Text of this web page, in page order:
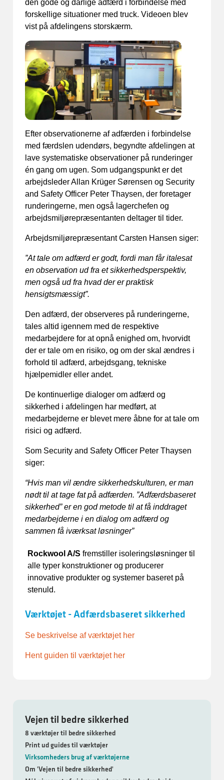
Vejen til bedre sikkerhed
8 værktøjer til bedre sikkerhed
Print ud guides til værktøjer
Virksomheders brug af værktøjerne
Om 'Vejen til bedre sikkerhed'
den gode og dårlige adfærd i forbindelse med
forskellige situationer med truck. Videoen blev
vist på afdelingens storskærm.
Efter observationerne af adfærden i forbindelse
med færdslen udendørs, begyndte afdelingen at
lave systematiske observationer på runderinger
én gang om ugen. Som udgangspunkt er det
arbejdsleder Allan Krüger Sørensen og Security
and Safety Officer Peter Thaysen, der foretager
runderingerne, men også lagerchefen og
arbejdsmiljørepræsentanten deltager til tider.
Arbejdsmiljørepræsentant Carsten Hansen siger:
”At tale om adfærd er godt, fordi man får italesat
en observation ud fra et sikkerhedsperspektiv,
men også ud fra hvad der er praktisk
hensigtsmæssigt”.
Den adfærd, der observeres på runderingerne,
tales altid igennem med de respektive
medarbejdere for at opnå enighed om, hvorvidt
der er tale om en risiko, og om der skal ændres i
forhold til adfærd, arbejdsgang, tekniske
hjælpemidler eller andet.
De kontinuerlige dialoger om adfærd og
sikkerhed i afdelingen har medført, at
medarbejderne er blevet mere åbne for at tale om
risici og adfærd.
Som Security and Safety Officer Peter Thaysen
siger:
“Hvis man vil ændre sikkerhedskulturen, er man
nødt til at tage fat på adfærden. ”Adfærdsbaseret
sikkerhed” er en god metode til at få inddraget
medarbejderne i en dialog om adfærd og
sammen få iværksat løsninger”
Rockwool A/S fremstiller isoleringsløsninger til
alle typer konstruktioner og producerer
innovative produkter og systemer baseret på
stenuld.
Værktøjet - Adfærdsbaseret sikkerhed
Se beskrivelse af værktøjet her
Hent guiden til værktøjet her